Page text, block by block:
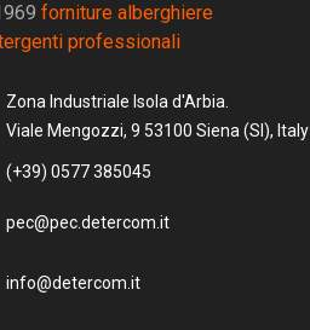
forniture alberghiere
professionali
Zona Industriale Isola d'Arbia.
Viale Mengozzi, 9 53100 Siena (SI), Italy
(+39) 0577 385045
pec@pec.detercom.it
info@detercom.it